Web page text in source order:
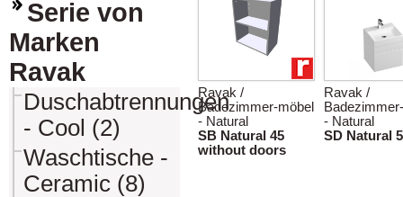
Serie von
Marken
Ravak
Duschabtrennungen
- Cool (2)
Waschtische -
Ceramic (8)
Ravak /
Badezimmer-möbel
- Natural
SB Natural 45
without doors
Ravak /
- Natural
SD Natural